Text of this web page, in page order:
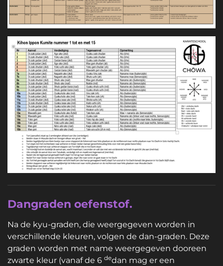
Dangraden oefenstof.
Na de kyu-graden, die weergegeven worden in
verschillende kleuren, volgen de dan-graden. Deze
graden worden met name weergegeven dooreen
zwarte kleur (vanaf de 6 dedan mag er een